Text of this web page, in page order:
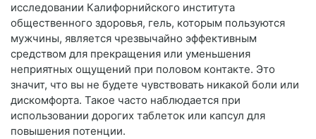
исследовании Калифорнийского института
общественного здоровья, гель, которым пользуются
мужчины, является чрезвычайно эффективным
средством для прекращения или уменьшения
неприятных ощущений при половом контакте. Это
значит, что вы не будете чувствовать никакой боли или
дискомфорта. Такое часто наблюдается при
использовании дорогих таблеток или капсул для
повышения потенции.